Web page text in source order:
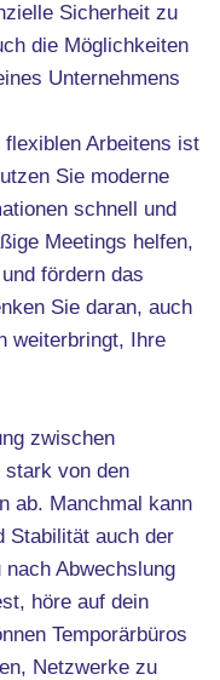
Sicherheit zu
die Möglichkeiten
Unternehmens
Arbeitens ist
Sie moderne
schnell und
Meetings helfen,
fördern das
Sie daran, auch
weiterbringt, Ihre
zwischen
stark von den
ab. Manchmal kann
Stabilität auch der
Abwechslung
höre auf dein
Temporärbüros
Netzwerke zu